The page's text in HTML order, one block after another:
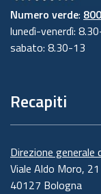
Numero verde:
lunedì-venerdì:
sabato: 8.30-13
Recapiti
Direzione generale
Viale Aldo Moro, 21
40127 Bologna